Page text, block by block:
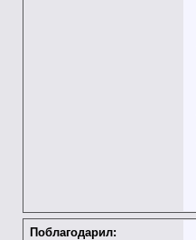
Поблагодарил: